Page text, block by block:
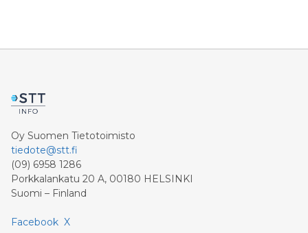
Oy Suomen Tietotoimisto
tiedote@stt.fi
(09) 6958 1286
Porkkalankatu 20 A, 00180 HELSINKI
Suomi – Finland
Facebook X